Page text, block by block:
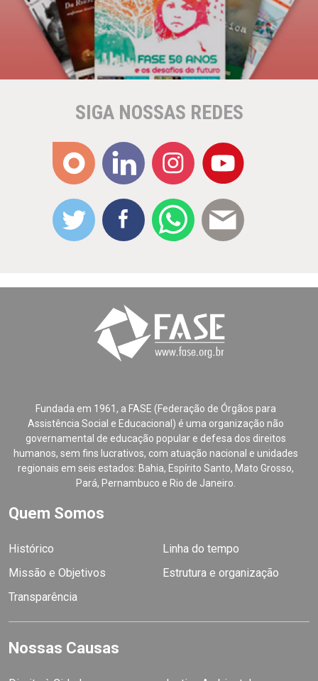
SIGA NOSSAS REDES
Fundada em 1961, a FASE (Federação de Órgãos para
Assistência Social e Educacional) é uma organização não
governamental de educação popular e defesa dos direitos
humanos, sem fins lucrativos, com atuação nacional e unidades
regionais em seis estados: Bahia, Espírito Santo, Mato Grosso,
Pará, Pernambuco e Rio de Janeiro.
Quem Somos
Histórico
Linha do tempo
Missão e Objetivos
Estrutura e organização
Transparência
Nossas Causas